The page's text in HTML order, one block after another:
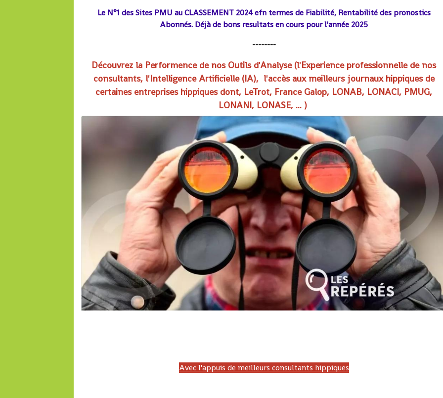
Le N°1 des Sites PMU au CLASSEMENT 2024 efn termes de Fiabilité, Rentabilité des pronostics
Abonnés. Déjàde bons resultats en cours pour l'année 2025
--------
Découvrez la Performence de nos Outils d'Analyse (l'Experience professionnelle de nos
consultants, l'Intelligence Artificielle (IA), l'accès aux meilleurs journaux hippiques de
certaines entreprises hippiques dont, LeTrot, France Galop, LONAB, LONACI, PMUG,
LONANI, LONASE, ... )
Avec l'appuis de meilleurs consultants hippiques